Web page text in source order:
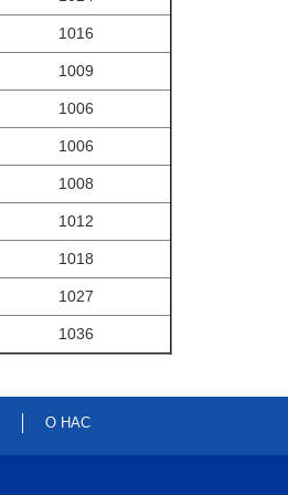
1016
1009
1006
1006
1008
1012
1018
1027
1036
О НАС